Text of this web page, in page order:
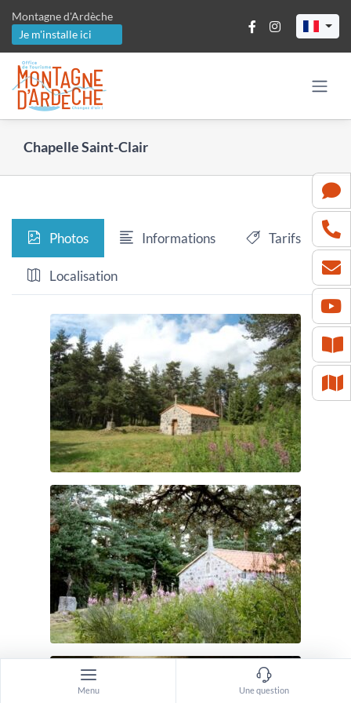
contenu
Montagne d'Ardèche
Je m'installe ici
Chapelle Saint-Clair
Photos Informations Tarifs
Localisation
Menu Une question